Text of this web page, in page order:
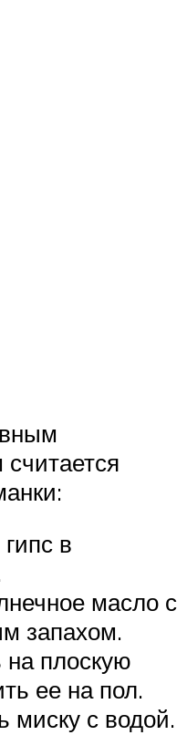
в
масло с
запахом.
плоскую
ее на пол.
миску с водой.